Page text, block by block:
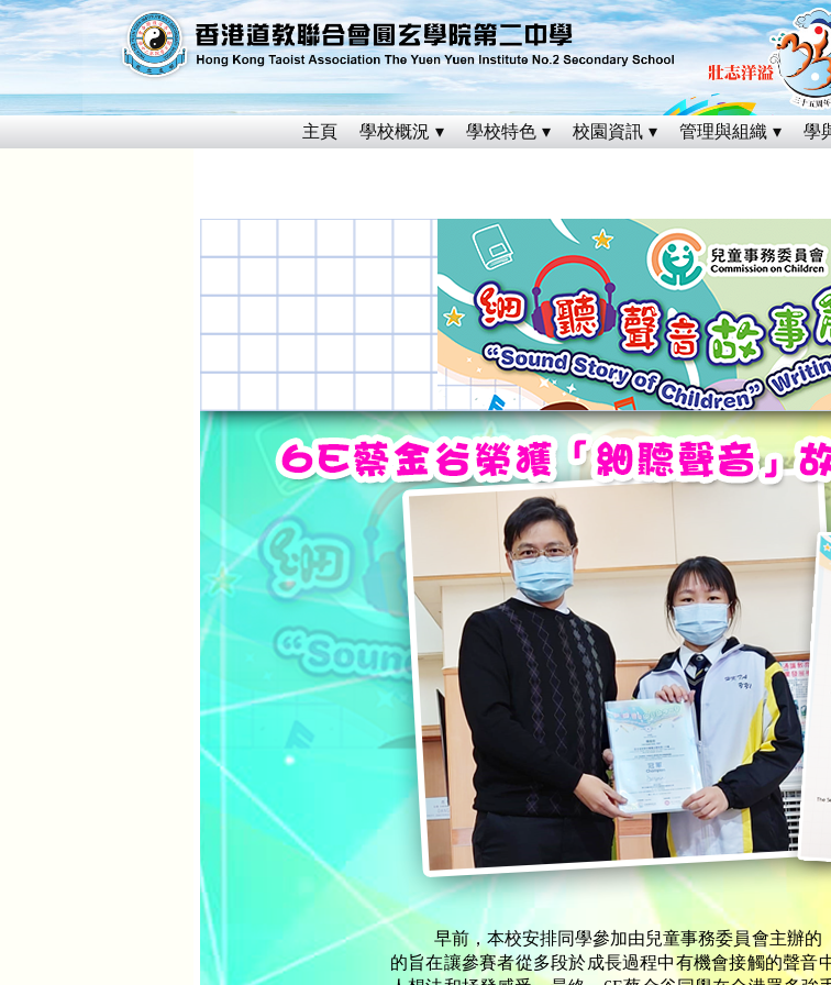
主頁 學校概況 學校特色 校園資訊 管理與組織 學
早前，本校安排同學參加由兒童事務委員會主辦的
的旨在讓參賽者從多段於成長過程中有機會接觸的聲音